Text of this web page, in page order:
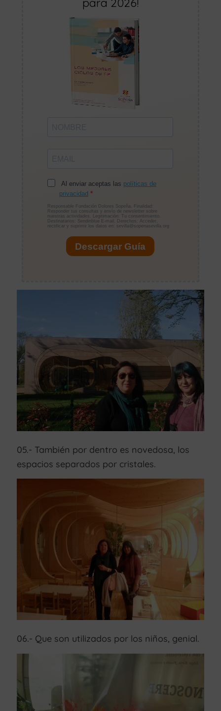
05.- También por dentro es novedosa, los
espacios separados por cristales.
06.- Que son utilizados por los niños, genial.